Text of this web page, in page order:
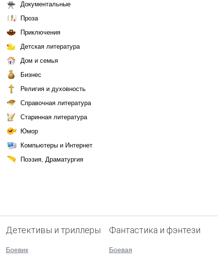
Документальные
Проза
Приключения
Детская литература
Дом и семья
Бизнес
Религия и духовность
Справочная литература
Старинная литература
Юмор
Компьютеры и Интернет
Поэзия, Драматургия
Детективы и триллеры
Боевик
Фантастика и фэнтези
Боевая